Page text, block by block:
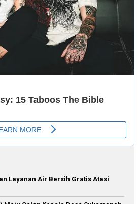
Layanan Air Bersih Gratis Atasi